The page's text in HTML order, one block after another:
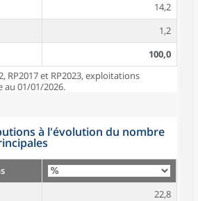
14,2
1,2
100,0
RP2017 et RP2023, exploitations
au 01/01/2026.
à l'évolution du nombre
22,8